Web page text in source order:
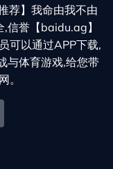
荐】我命由我不由
信誉【baidu.ag】
可以通过APP下载,
与体育游戏,给您带
。